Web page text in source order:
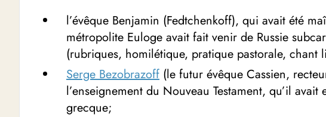
l’évêque Benjamin (Fedtchenkoff), qui avait été
métropolite Euloge avait fait venir de Russie
(rubriques, homilétique, pratique pastorale, chant
Serge Bezobrazoff (le futur évêque Cassien,
l’enseignement du Nouveau Testament, qu’il
grecque;